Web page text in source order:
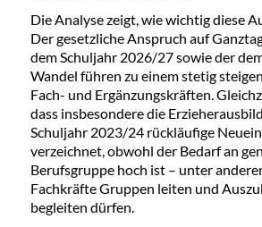
Die Analyse zeigt, wie wichtig diese
Der gesetzliche Anspruch auf
dem Schuljahr 2026/27 sowie der
Wandel führen zu einem stetig
Fach- und Ergänzungskräften.
dass insbesondere die
Schuljahr 2023/24 rückläufige
verzeichnet, obwohl der Bedarf an
Berufsgruppe hoch ist – unter
Fachkräfte Gruppen leiten und
begleiten dürfen.